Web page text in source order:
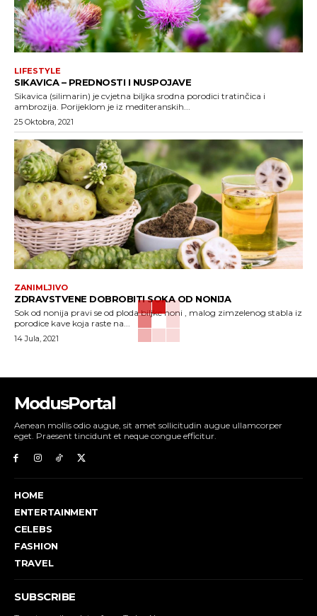
LIFESTYLE
SIKAVICA – PREDNOSTI I NUSPOJAVE
Sikavica (silimarin) je cvjetna biljka srodna porodici tratinčica i
ambrozija. Porijeklom je iz mediteranskih...
25 Oktobra, 2021
ZANIMLJIVO
ZDRAVSTVENE DOBROBITI SOKA OD NONIJA
Sok od nonija pravi se od ploda biljke noni , malog zimzelenog stabla iz
porodice kave koja raste na...
14 Jula, 2021
ModusPortal
Aenean mollis odio augue, sit amet sollicitudin augue ullamcorper
eget. Praesent tincidunt et neque congue efficitur.
HOME
ENTERTAINMENT
CELEBS
FASHION
TRAVEL
SUBSCRIBE